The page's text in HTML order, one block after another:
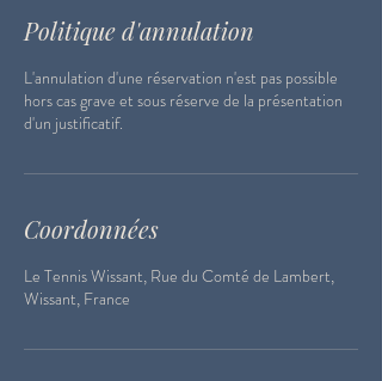
Politique d'annulation
L'annulation d'une réservation n'est pas possible
hors cas grave et sous réserve de la présentation
d'un justificatif.
Coordonnées
Le Tennis Wissant, Rue du Comté de Lambert,
Wissant, France